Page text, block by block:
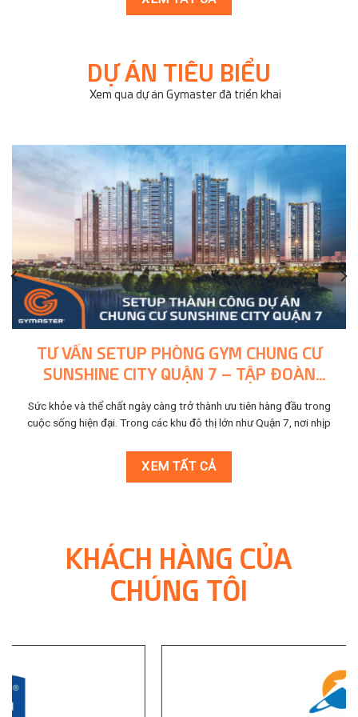
DỰ ÁN TIÊU BIỂU
Xem qua dự án Gymaster đã triển khai
TƯ VẤN SETUP PHÒNG GYM CHUNG CƯ
SUNSHINE CITY QUẬN 7 – TẬP ĐOÀN
SUNSHINE GROUP
Sức khỏe và thể chất ngày càng trở thành ưu tiên hàng đầu trong
cuộc sống hiện đại. Trong các khu đô thị lớn như Quận 7, nơi nhịp
XEM TẤT CẢ
KHÁCH HÀNG CỦA
CHÚNG TÔI